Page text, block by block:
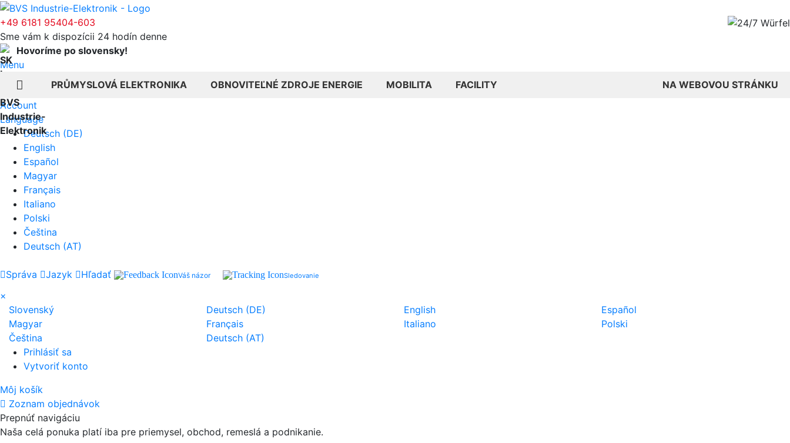
+49 6181 95404-603
Sme vám k dispozícii 24 hodín denne
Hovoríme po slovensky!
Menu
PRŮMYSLOVÁ ELEKTRONIKA
OBNOVITEĽNÉ ZDROJE ENERGIE MOBILITA FACILITY
NA WEBOVOU STRÁNKU
Account
Language
Deutsch (DE)
English
Español
Magyar
Français
Italiano
Polski
Čeština
Deutsch (AT)
Správa Jazyk Hľadať Váš názor Sledovanie
×
Slovenský
Deutsch (DE) English
Español
Magyar
Français Italiano
Polski
Čeština
Deutsch (AT)
Prihlásiť sa
Vytvoriť konto
Môj košík
Zoznam objednávok
Prepnúť navigáciu
Naša celá ponuka platí iba pre priemysel, obchod, remeslá a podnikanie.